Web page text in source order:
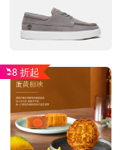
8 折起